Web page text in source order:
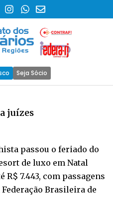
Seja Sócio
juízes
passou o feriado do
de luxo em Natal
R$ 7.443, com passagens
Brasileira de